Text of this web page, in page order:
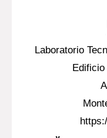
Laboratorio